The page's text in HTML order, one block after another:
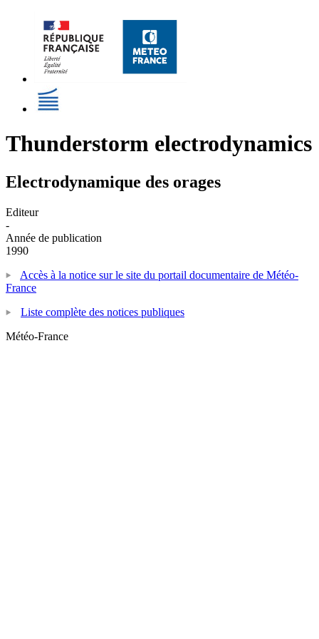
Thunderstorm electrodynamics
Electrodynamique des orages
Editeur
-
Année de publication
1990
Accès à la notice sur le site du portail documentaire de Météo-
France
Liste complète des notices publiques
Météo-France